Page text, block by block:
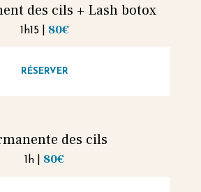
des cils + Lash botox
1h15| 80€
RÉSERVER
des cils
1h | 80€